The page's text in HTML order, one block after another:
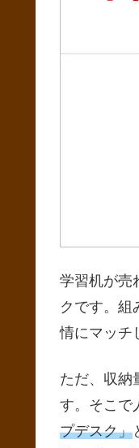
学習机が売
クです。組
情にマッチ
ただ、収納
す。そこで
プデスク」